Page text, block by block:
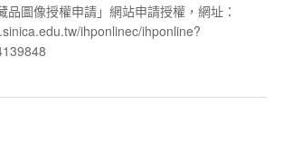
品圖像授權申請」網站申請授權，網址：
ihponlinec/ihponline?